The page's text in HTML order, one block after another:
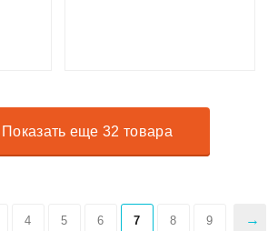
Показать еще 32 товара
4 5 6 7 8 9